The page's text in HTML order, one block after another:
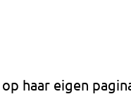
haar eigen